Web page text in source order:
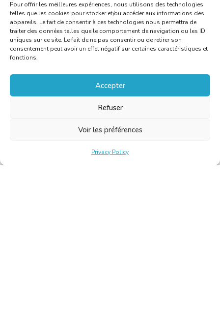
Pour offrir les meilleures expériences, nous utilisons des technologies
telles que les cookies pour stocker et/ou accéder aux informations des
appareils. Le fait de consentir à ces technologies nous permettra de
traiter des données telles que le comportement de navigation ou les ID
uniques sur ce site. Le fait de ne pas consentir ou de retirer son
consentement peut avoir un effet négatif sur certaines caractéristiques et
fonctions.
Accepter
Refuser
Voir les préférences
Privacy Policy